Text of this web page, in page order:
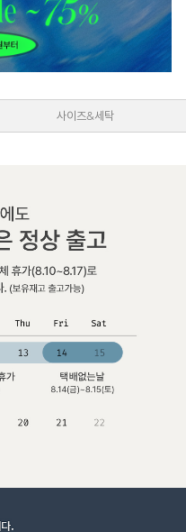
사이즈&세탁